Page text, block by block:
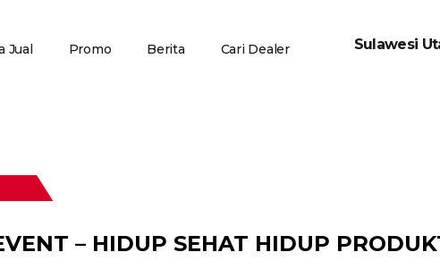
Jual Promo Berita Cari Dealer Sulawesi
– HIDUP SEHAT HIDUP